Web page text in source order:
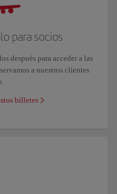
para socios
después para acceder a las
a nuestros clientes
billetes